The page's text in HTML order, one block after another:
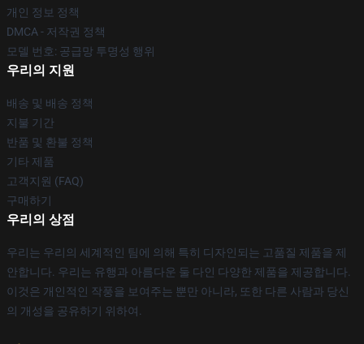
개인 정보 정책
DMCA - 저작권 정책
모델 번호: 공급망 투명성 행위
우리의 지원
배송 및 배송 정책
지불 기간
반품 및 환불 정책
기타 제품
고객지원 (FAQ)
구매하기
우리의 상점
우리는 우리의 세계적인 팀에 의해 특히 디자인되는 고품질 제품을 제
안합니다. 우리는 유행과 아름다운 둘 다인 다양한 제품을 제공합니다.
이것은 개인적인 작풍을 보여주는 뿐만 아니라, 또한 다른 사람과 당신
의 개성을 공유하기 위하여.